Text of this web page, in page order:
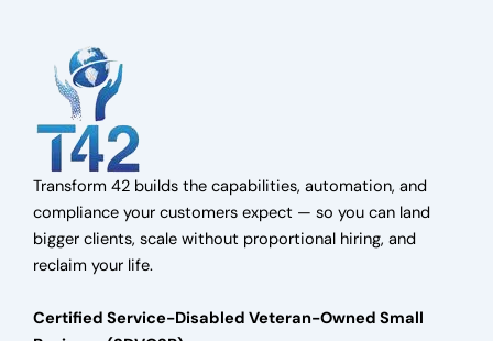
Transform 42 builds the capabilities, automation, and
compliance your customers expect — so you can land
bigger clients, scale without proportional hiring, and
reclaim your life.
Certified Service-Disabled Veteran-Owned Small